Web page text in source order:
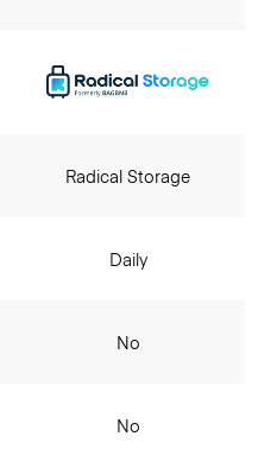
Radical Storage
Daily
No
No